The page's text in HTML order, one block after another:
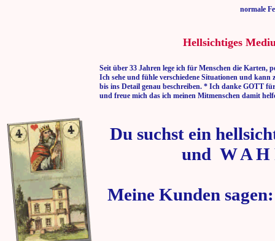
normale
Hellsichtiges
Seit über 33 Jahren lege ich für Menschen die Karten,
Ich sehe und fühle verschiedene Situationen und kann
bis ins Detail genau beschreiben. * Ich danke GOTT
und freue mich das ich meinen Mitmenschen damit
Du suchst ein
und W A H
Meine Kunden